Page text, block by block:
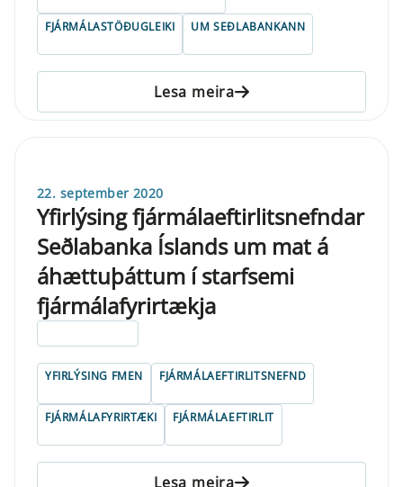
FJÁRMÁLASTÖÐUGLEIKI UM SEÐLABANKANN
Lesa meira
22. september 2020
Yfirlýsing fjármálaeftirlitsnefndar
Seðlabanka Íslands um mat á
áhættuþáttum í starfsemi
fjármálafyrirtækja
YFIRLÝSING FMEN FJÁRMÁLAEFTIRLITSNEFND
FJÁRMÁLAFYRIRTÆKI FJÁRMÁLAEFTIRLIT
Lesa meira